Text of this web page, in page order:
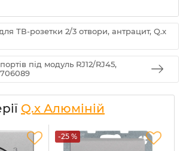
ТВ-розетки 2/3 отвори, антрацит, Q.x
під модуль RJ12/RJ45,
Q.x Алюміній
-25 %